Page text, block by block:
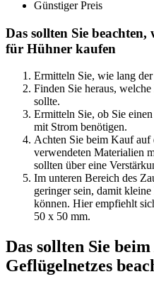
Günstiger Preis
Das sollten Sie
für Hühner kaufen
Ermitteln Sie, wie lang
Finden Sie heraus,
sollte.
Ermitteln Sie, ob Sie
mit Strom benötigen.
Achten Sie beim Kauf
verwendeten Materialien
sollten über eine
Im unteren Bereich des
geringer sein, damit
können. Hier empfiehlt
50 x 50 mm.
Das sollten Sie
Geflügelnetzes